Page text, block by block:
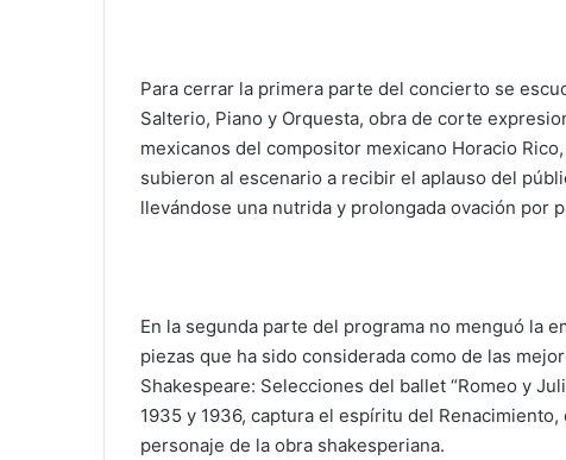
Para cerrar la primera parte del concierto se
Salterio, Piano y Orquesta, obra de corte
mexicanos del compositor mexicano Horacio
subieron al escenario a recibir el aplauso del
llevándose una nutrida y prolongada ovación por
En la segunda parte del programa no menguó la
piezas que ha sido considerada como de las
Shakespeare: Selecciones del ballet “Romeo y
1935 y 1936, captura el espíritu del
personaje de la obra shakesperiana.